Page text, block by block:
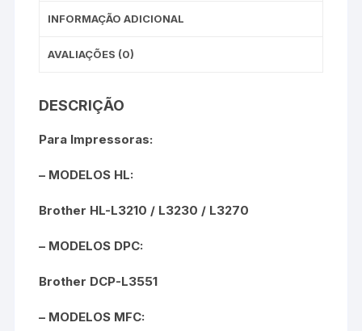
INFORMAÇÃO ADICIONAL
AVALIAÇÕES (0)
DESCRIÇÃO
Para Impressoras:
– MODELOS HL:
Brother HL-L3210 / L3230 / L3270
– MODELOS DPC:
Brother DCP-L3551
– MODELOS MFC: